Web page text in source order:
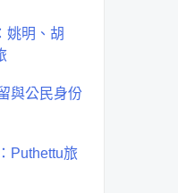
姚明、胡
與公民身份
Puthettu旅